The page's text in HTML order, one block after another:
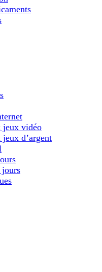
jeux vidéo
jeux d’argent
jours